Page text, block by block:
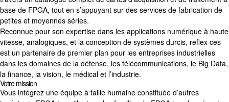
base de FPGA, tout en s’appuyant sur des services de fabrication de
petites et moyennes séries.
Reconnue pour son expertise dans les applications numérique à haute
vitesse, analogiques, et la conception de systèmes durcis, reflex ces
est un partenaire de premier plan pour les entreprises industrielles
dans les domaines de la défense, les télécommunications, le Big Data,
la finance, la vision, le médical et l’industrie.
Votre mission
Vous intégrez une équipe à taille humaine constituée d’autres